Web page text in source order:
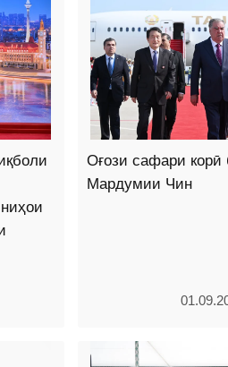
Оғози сафари
Мардумии Чин